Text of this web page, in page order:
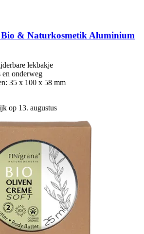
& Naturkosmetik Aluminium
lekbakje
en onderweg
35 x 100 x 58 mm
op 13. augustus